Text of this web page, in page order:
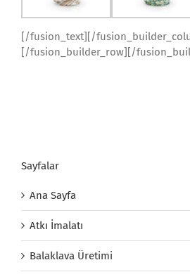
[/fusion_text][/
[/fusion_builder_row][/
Sayfalar
Ana Sayfa
Atkı İmalatı
Balaklava Üretimi